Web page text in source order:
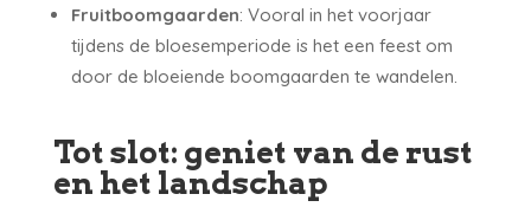
Fruitboomgaarden: Vooral in het voorjaar
tijdens de bloesemperiode is het een feest om
door de bloeiende boomgaarden te wandelen.
Tot slot: geniet van de rust
en het landschap